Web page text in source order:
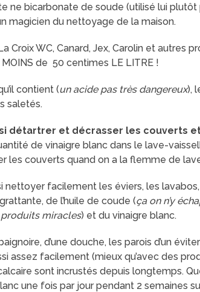
ne bicarbonate de soude (utilisé lui plutôt
magicien du nettoyage de la maison.
Croix WC, Canard, Jex, Carolin et autres
MOINS de 50 centimes LE LITRE !
contient (un acide pas très dangereux),
saletés.
détartrer et décrasser les couverts
de vinaigre blanc dans le lave-
les couverts quand on a la flemme de
nettoyer facilement les éviers, les
de l’huile de coude (ça on n’y
miracles) et du vinaigre blanc.
d’une douche, les parois d’un
assez facilement (mieux qu’avec des
sont incrustés depuis longtemps.
une fois par jour pendant 2 semaines